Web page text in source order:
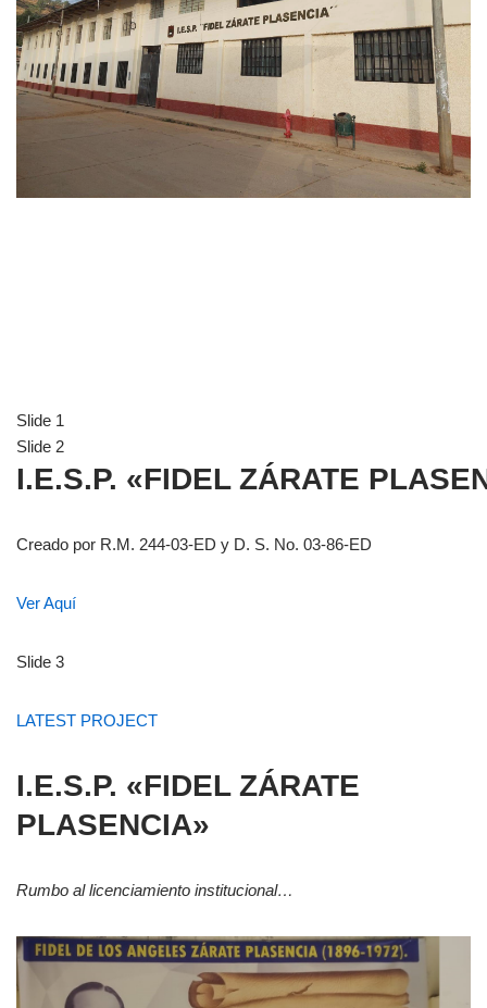
Slide 1
Slide 2
I.E.S.P. «FIDEL ZÁRATE
Creado por R.M. 244-03-ED y D. S. No. 03-86-ED
Ver Aquí
Slide 3
LATEST PROJECT
I.E.S.P. «FIDEL ZÁRATE
PLASENCIA»
Rumbo al licenciamiento institucional…